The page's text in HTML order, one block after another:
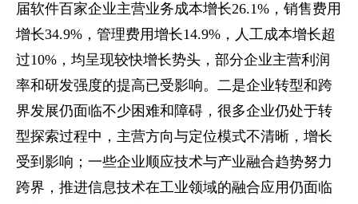
届软件百家企业主营业务成本增长26.1%，销售费用
增长34.9%，管理费用增长14.9%，人工成本增长超
过10%，均呈现较快增长势头，部分企业主营利润
率和研发强度的提高已受影响。二是企业转型和跨
界发展仍面临不少困难和障碍，很多企业仍处于转
型探索过程中，主营方向与定位模式不清晰，增长
受到影响；一些企业顺应技术与产业融合趋势努力
跨界，推进信息技术在工业领域的融合应用仍面临